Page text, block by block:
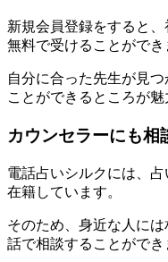
新規会員登録をすると
無料で受けることができ
自分に合った先生が見
ことができるところが魅
カウンセラーにも相
電話占いシルクには、
在籍しています。
そのため、身近な人に
話で相談することができ